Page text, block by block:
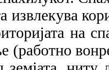
извлекува
на
(работно